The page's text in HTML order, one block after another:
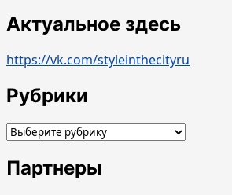
Актуальное здесь
https://vk.com/styleinthecityru
Рубрики
Рубрики
Партнеры